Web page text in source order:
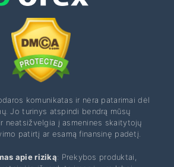
komunikatas ir nėra patarimai dėl
Jo turinys atspindi bendrą mūsų
neatsižvelgia į asmenines skaitytojų
patirtį ar esamą finansinę padėtį.
apie riziką: Prekybos produktai,